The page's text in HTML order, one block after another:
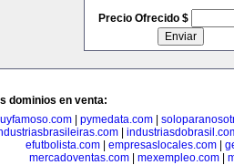
Precio Ofrecido $
dominios en venta:
pymedata.com
|
efutbolista.com| empresaslocales.com|
mercadoventas.com
mexempleo.com